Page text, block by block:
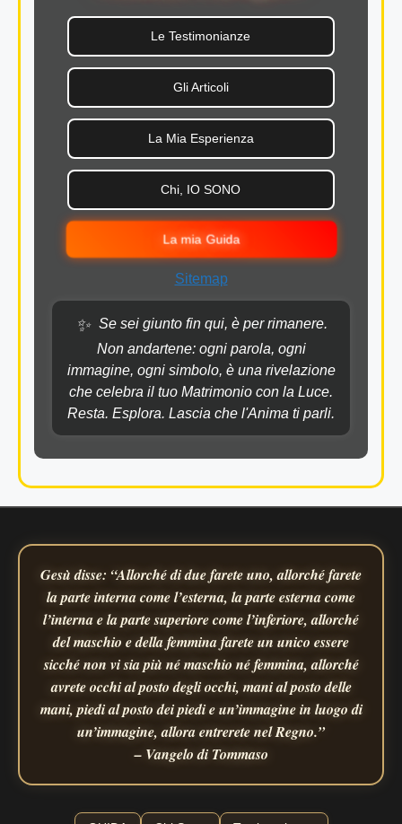
Le Testimonianze
Gli Articoli
La Mia Esperienza
Chi, IO SONO
La mia Guida
Sitemap
✨
Se sei giunto fin qui, è per rimanere.
Non andartene: ogni parola, ogni
immagine, ogni simbolo, è una rivelazione
che celebra il tuo Matrimonio con la Luce.
Resta. Esplora. Lascia che l'Anima ti parli.
Gesù disse: “Allorché di due farete uno, allorché farete
la parte interna come l’esterna, la parte esterna come
l’interna e la parte superiore come l’inferiore, allorché
del maschio e della femmina farete un unico essere
sicché non vi sia più né maschio né femmina, allorché
avrete occhi al posto degli occhi, mani al posto delle
mani, piedi al posto dei piedi e un’immagine in luogo di
un’immagine, allora entrerete nel Regno.”
– Vangelo di Tommaso